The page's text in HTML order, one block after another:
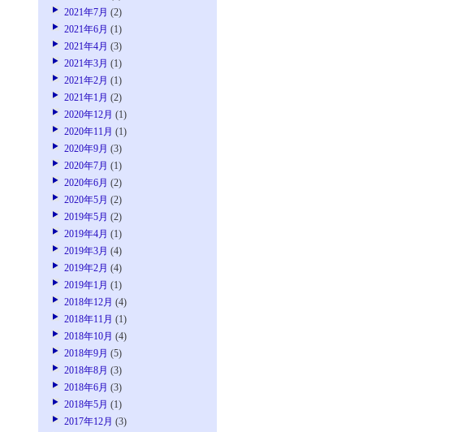
2021年7月 (2)
2021年6月 (1)
2021年4月 (3)
2021年3月 (1)
2021年2月 (1)
2021年1月 (2)
2020年12月 (1)
2020年11月 (1)
2020年9月 (3)
2020年7月 (1)
2020年6月 (2)
2020年5月 (2)
2019年5月 (2)
2019年4月 (1)
2019年3月 (4)
2019年2月 (4)
2019年1月 (1)
2018年12月 (4)
2018年11月 (1)
2018年10月 (4)
2018年9月 (5)
2018年8月 (3)
2018年6月 (3)
2018年5月 (1)
2017年12月 (3)